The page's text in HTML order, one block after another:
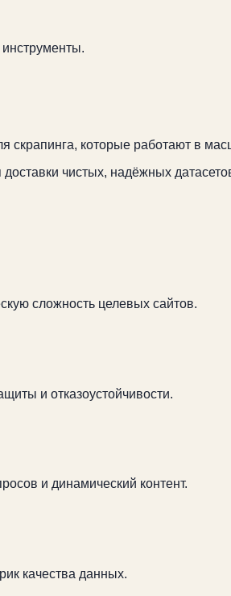
скрапинга, которые работают в
чистых, надёжных
сложность целевых сайтов.
и отказоустойчивости.
и динамический контент.
качества данных.